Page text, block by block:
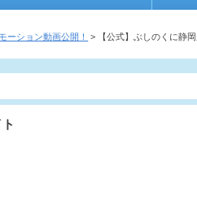
ーション動画公開！ > 【公式】ぶしのくに静